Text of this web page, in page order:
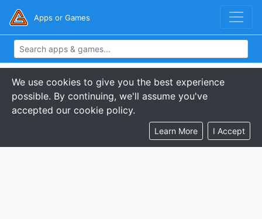
Apps or Games
We use cookies to give you the best experience
possible. By continuing, we'll assume you've
accepted our cookie policy.
Learn More I Accept